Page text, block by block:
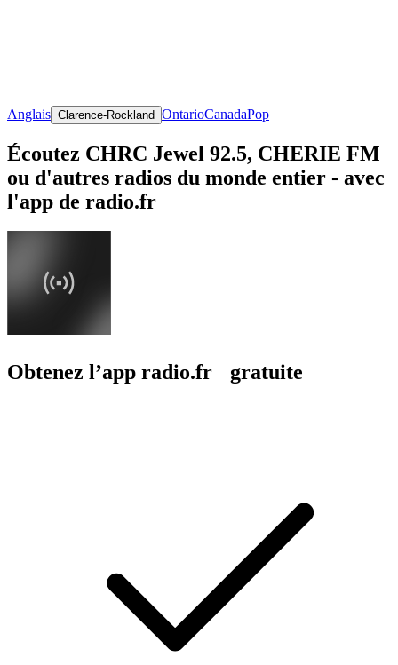
Anglais Clarence-Rockland OntarioCanadaPop
Écoutez CHRC Jewel 92.5, CHERIE FM
ou d'autres radios du monde entier - avec
l'app de radio.fr
Obtenez l’app radio.fr gratuite